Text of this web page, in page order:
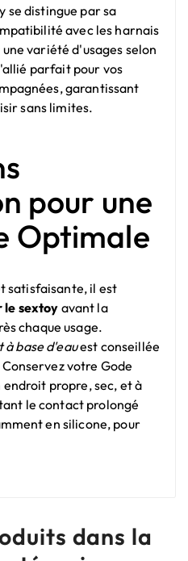
se distingue par sa
avec les harnais
variété d'usages selon
parfait pour vos
garantissant
sans limites.
pour une
Optimale
satisfaisante, il est
sextoy avant la
chaque usage.
base d'eauest conseillée
votre Gode
propre, sec, et à
le contact prolongé
en silicone, pour
dans la